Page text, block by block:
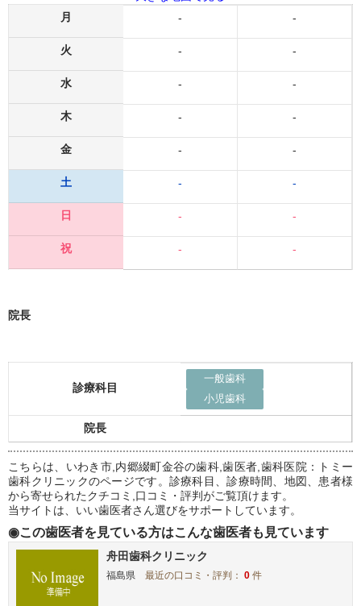
月
火
水
木
金
土
日
祝
-
-
-
-
-
-
-
-
-
-
-
-
-
-
-
-
院長
診療科目
一般歯科
小児歯科
院長
こちらは、いわき市,内郷綴町金谷の歯科,歯医者,歯科医院：トミー
歯科クリニックのページです。診療科目、診療時間、地図、患者様
から寄せられたクチコミ,口コミ・評判がご覧頂けます。
当サイトは、いい歯医者さん選びをサポートしています。
◉この歯医者を見ている方はこんな歯医者も見ています
舟田歯科クリニック
福島県 最近の口コミ・評判：0 件